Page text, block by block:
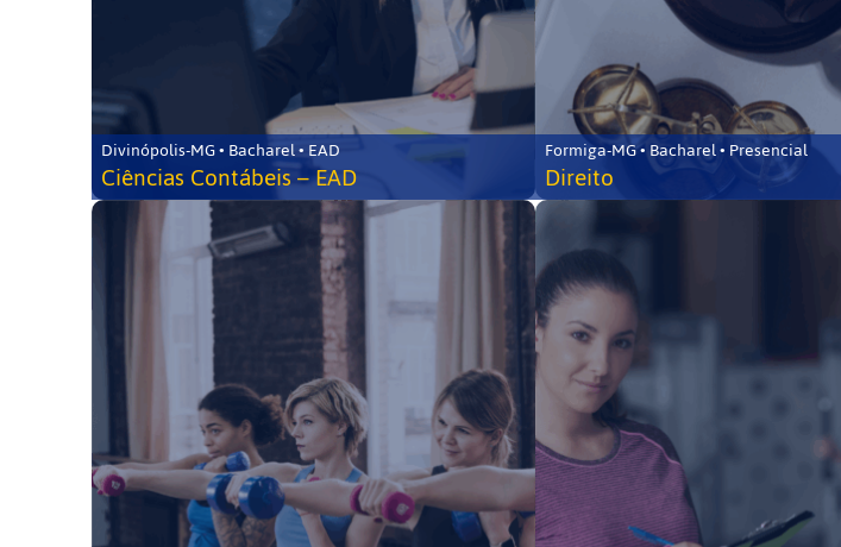
Divinópolis-MG • Bacharel • EAD
Ciências Contábeis – EAD
Formiga-MG • Bacharel • Presencial
Direito